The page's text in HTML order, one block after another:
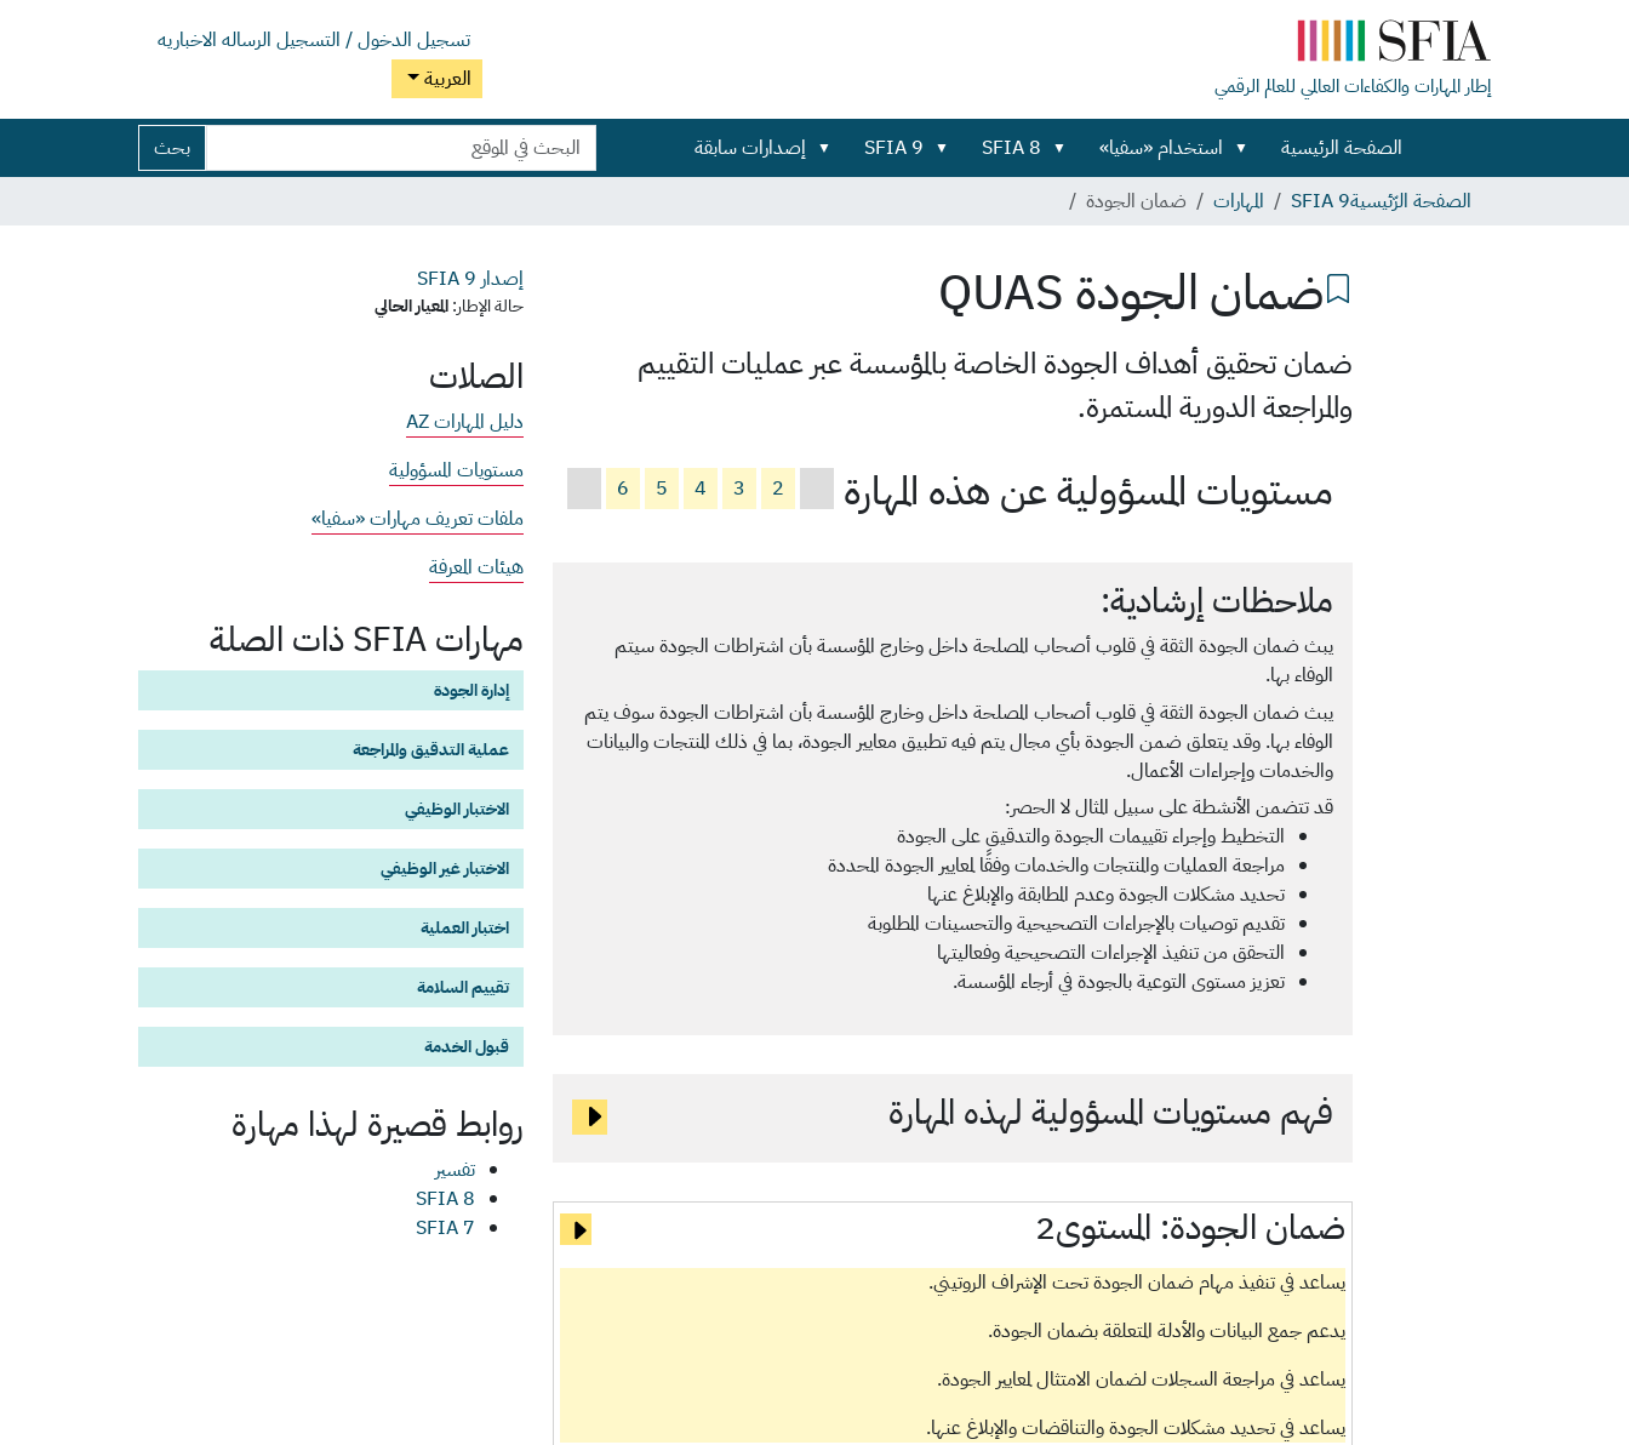
تسجيل الدخول / التسجيل الرساله الاخباريه
العربية
إطار المهارات والكفاءات العالمي للعالم الرقمي
الصفحة الرئيسية استخدام «سفيا» SFIA 8
SFIA 9 إصدارات سابقة
بحث
في
بحث
بحث
تفصيلي...
الصفحة الرّئيسيةSFIA 9 المهارات ضمان الجودة
ضمان الجودة QUAS
ضمان تحقيق أهداف الجودة الخاصة بالمؤسسة عبر عمليات التقييم
والمراجعة الدورية المستمرة.
مستويات المسؤولية عن هذه المهارة 2
3
4
5
6
ملاحظات إرشادية:
يبث ضمان الجودة الثقة في قلوب أصحاب المصلحة داخل وخارج المؤسسة بأن اشتراطات الجودة سيتم
الوفاء بها.
يبث ضمان الجودة الثقة في قلوب أصحاب المصلحة داخل وخارج المؤسسة بأن اشتراطات الجودة سوف يتم
الوفاء بها. وقد يتعلق ضمن الجودة بأي مجال يتم فيه تطبيق معايير الجودة، بما في ذلك المنتجات والبيانات
والخدمات وإجراءات الأعمال.
قد تتضمن الأنشطة على سبيل المثال لا الحصر:
التخطيط وإجراء تقييمات الجودة والتدقيق على الجودة
مراجعة العمليات والمنتجات والخدمات وفقًا لمعايير الجودة المحددة
تحديد مشكلات الجودة وعدم المطابقة والإبلاغ عنها
تقديم توصيات بالإجراءات التصحيحية والتحسينات المطلوبة
التحقق من تنفيذ الإجراءات التصحيحية وفعاليتها
تعزيز مستوى التوعية بالجودة في أرجاء المؤسسة.
فهم مستويات المسؤولية لهذه المهارة
ضمان الجودة: المستوى2
يساعد في تنفيذ مهام ضمان الجودة تحت الإشراف الروتيني.
يدعم جمع البيانات والأدلة المتعلقة بضمان الجودة.
يساعد في مراجعة السجلات لضمان الامتثال لمعايير الجودة.
يساعد في تحديد مشكلات الجودة والتناقضات والإبلاغ عنها.
إصدار SFIA 9
حالة الإطار:المعيار الحالي
الصلات
دليل المهارات AZ
مستويات المسؤولية
ملفات تعريف مهارات «سفيا»
هيئات المعرفة
مهارات SFIA ذات الصلة
إدارة الجودة
عملية التدقيق والمراجعة
الاختبار الوظيفي
الاختبار غير الوظيفي
اختبار العملية
تقييم السلامة
قبول الخدمة
روابط قصيرة لهذا مهارة
تفسير
SFIA 8
SFIA 7